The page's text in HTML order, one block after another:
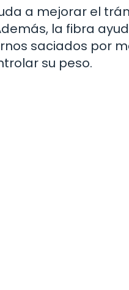
a mejorar el
la fibra
saciados por
su peso.